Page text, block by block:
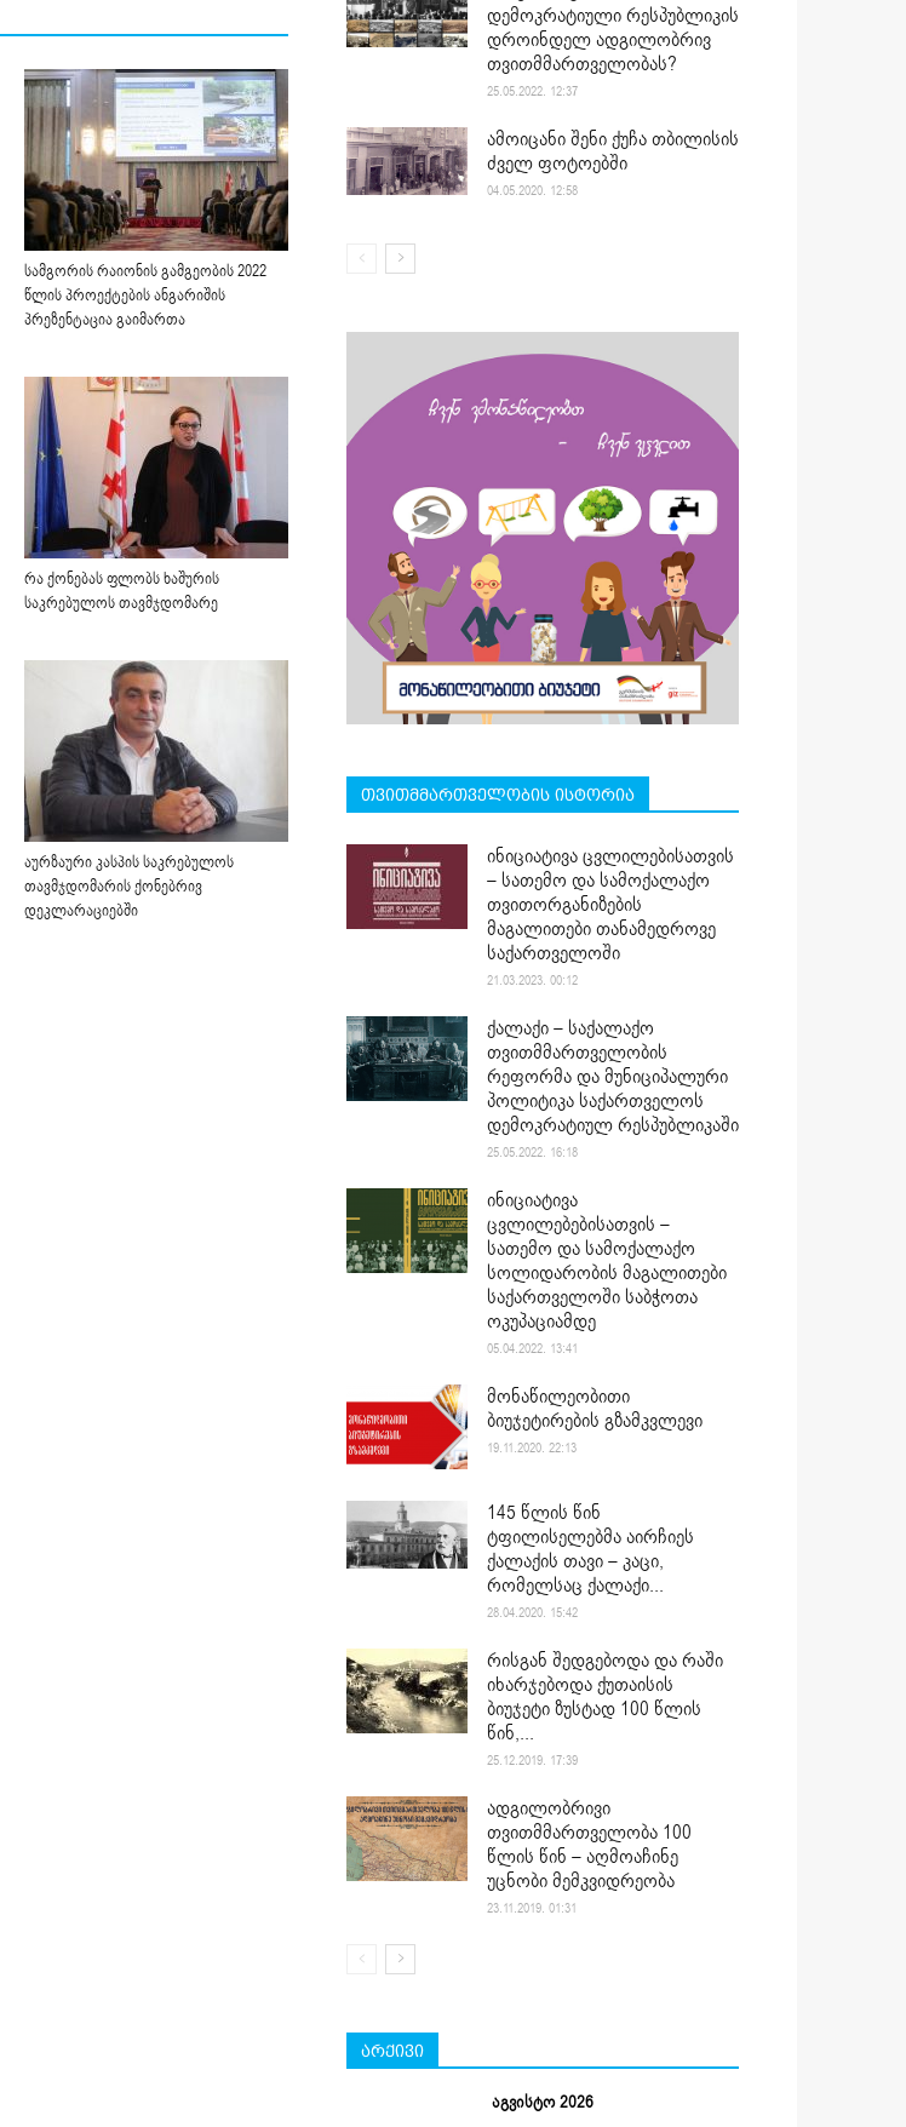
სამგორის რაიონის გამგეობის 2022
წლის პროექტების ანგარიშის
პრეზენტაცია გაიმართა
რა ქონებას ფლობს ხაშურის
საკრებულოს თავმჯდომარე
აურზაური კასპის საკრებულოს
თავმჯდომარის ქონებრივ
დეკლარაციებში
დემოკრატიული რესპუბლიკის
დროინდელ ადგილობრივ
თვითმმართველობას?
25.05.2022. 12:37
ამოიცანი შენი ქუჩა თბილისის
ძველ ფოტოებში
04.05.2020. 12:58
თვითმმართველობის ისტორია
ინიციატივა ცვლილებისათვის
– სათემო და სამოქალაქო
თვითორგანიზების
მაგალითები თანამედროვე
საქართველოში
21.03.2023. 00:12
ქალაქი – საქალაქო
თვითმმართველობის
რეფორმა და მუნიციპალური
პოლიტიკა საქართველოს
დემოკრატიულ რესპუბლიკაში
25.05.2022. 16:18
ინიციატივა
ცვლილებებისათვის –
სათემო და სამოქალაქო
სოლიდარობის მაგალითები
საქართველოში საბჭოთა
ოკუპაციამდე
05.04.2022. 13:41
მონაწილეობითი
ბიუჯეტირების გზამკვლევი
19.11.2020. 22:13
145 წლის წინ
ტფილისელებმა აირჩიეს
ქალაქის თავი – კაცი,
რომელსაც ქალაქი...
28.04.2020. 15:42
რისგან შედგებოდა და რაში
იხარჯებოდა ქუთაისის
ბიუჯეტი ზუსტად 100 წლის
წინ,...
25.12.2019. 17:39
ადგილობრივი
თვითმმართველობა 100
წლის წინ – აღმოაჩინე
უცნობი მემკვიდრეობა
23.11.2019. 01:31
არქივი
აგვისტო 2026